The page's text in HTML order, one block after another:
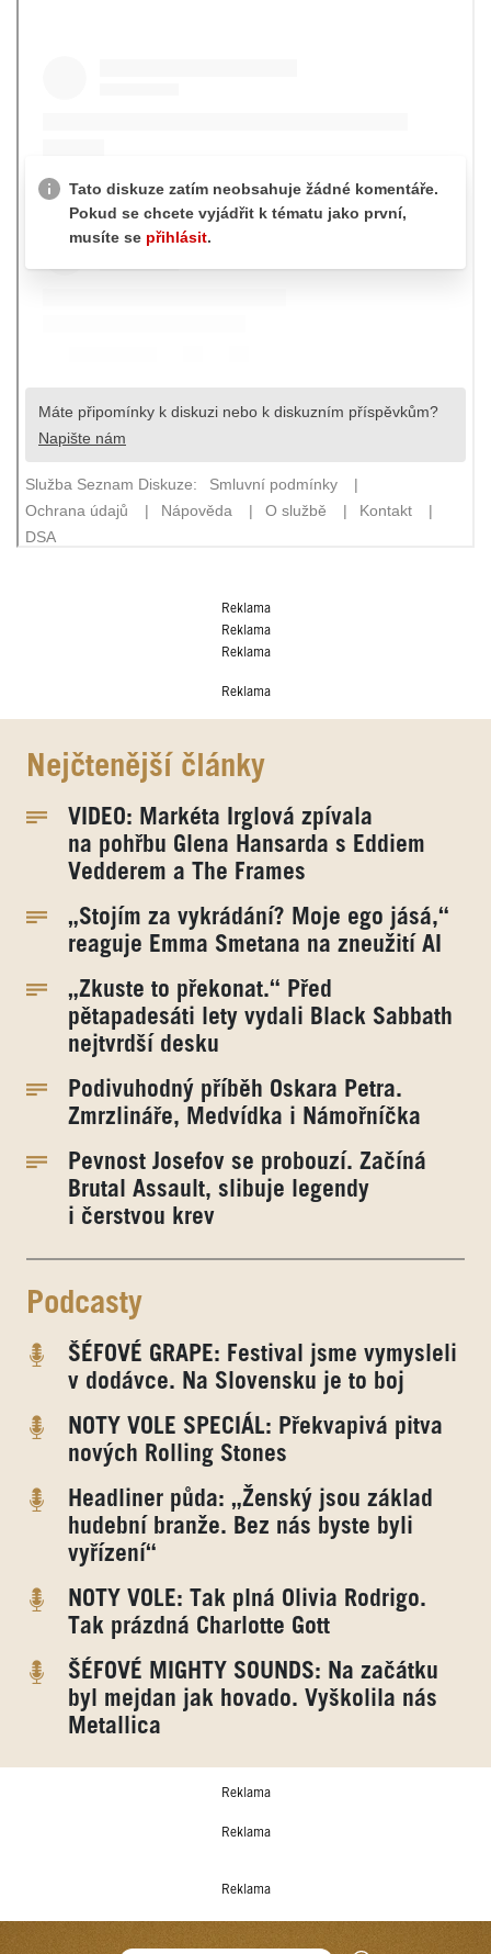
Reklama
Reklama
Reklama
Reklama
Nejčtenější články
VIDEO: Markéta Irglová zpívala
na pohřbu Glena Hansarda s Eddiem
Vedderem a The Frames
„Stojím za vykrádání? Moje ego jásá,“
reaguje Emma Smetana na zneužití AI
„Zkuste to překonat.“ Před
pětapadesáti lety vydali Black Sabbath
nejtvrdší desku
Podivuhodný příběh Oskara Petra.
Zmrzlináře, Medvídka i Námořníčka
Pevnost Josefov se probouzí. Začíná
Brutal Assault, slibuje legendy
i čerstvou krev
Podcasty
ŠÉFOVÉ GRAPE: Festival jsme vymysleli
v dodávce. Na Slovensku je to boj
NOTY VOLE SPECIÁL: Překvapivá pitva
nových Rolling Stones
Headliner půda: „Ženský jsou základ
hudební branže. Bez nás byste byli
vyřízení“
NOTY VOLE: Tak plná Olivia Rodrigo.
Tak prázdná Charlotte Gott
ŠÉFOVÉ MIGHTY SOUNDS: Na začátku
byl mejdan jak hovado. Vyškolila nás
Metallica
Reklama
Reklama
Reklama